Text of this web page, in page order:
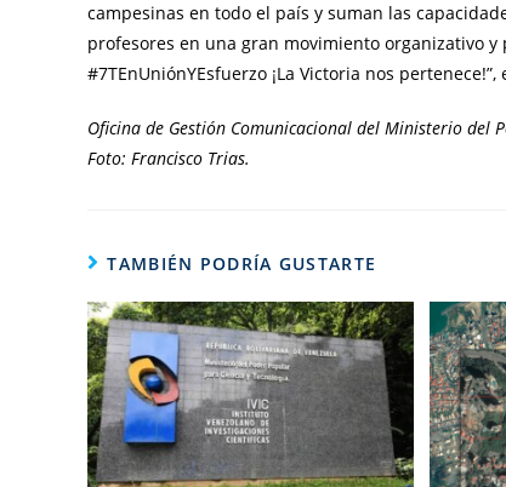
campesinas en todo el país y suman las
profesores en una gran movimiento organizativo
#7TEnUniónYEsfuerzo ¡La Victoria nos pertenece!”,
Oficina de Gestión Comunicacional del Ministerio del
Foto: Francisco Trias.
TAMBIÉN PODRÍA GUSTARTE